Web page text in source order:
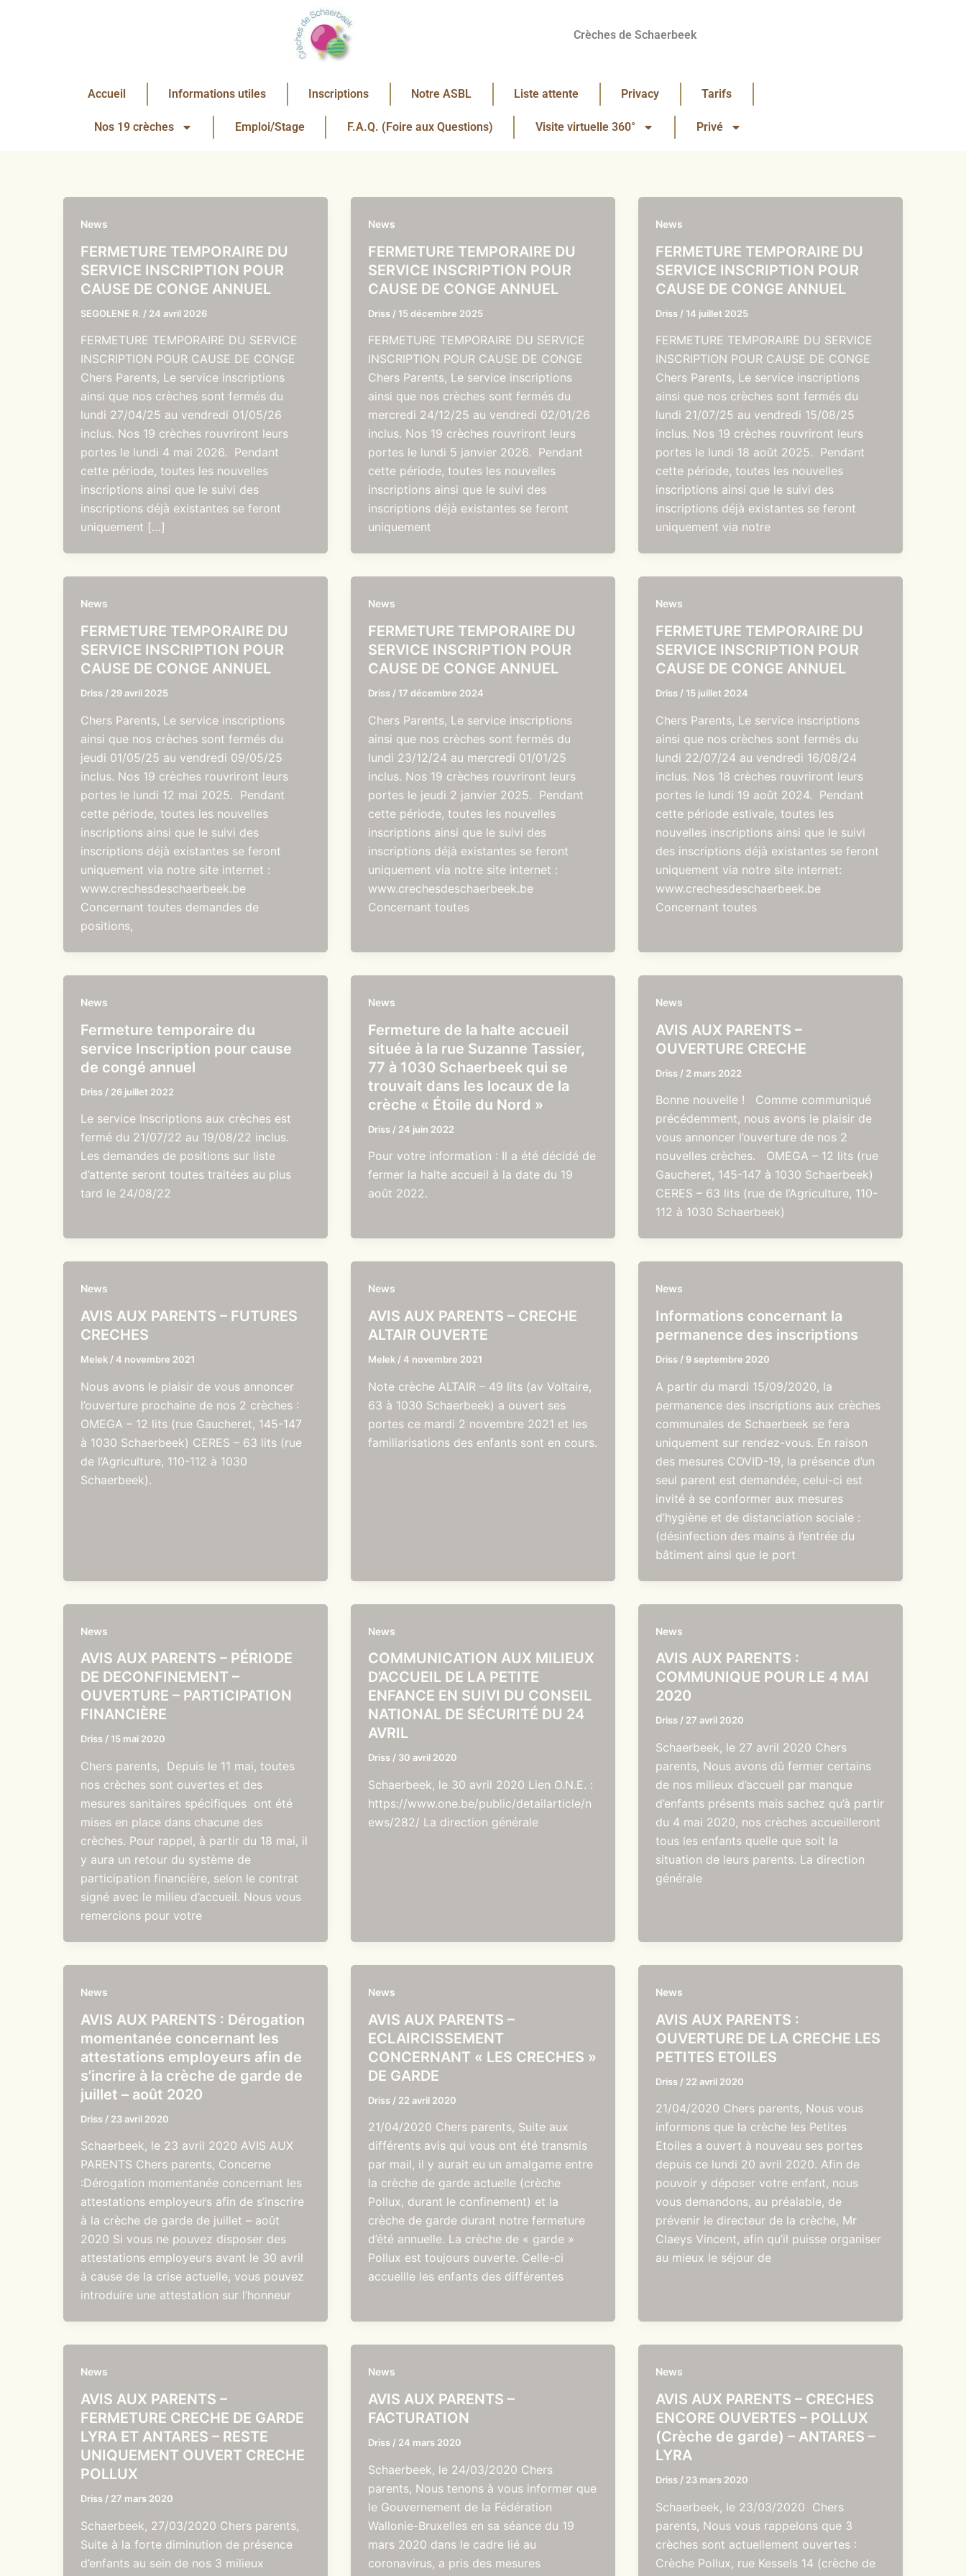
Crèches de Schaerbeek
Accueil Informations utiles Inscriptions Notre ASBL Liste attente Privacy Tarifs
Nos 19 crèches Emploi/Stage F.A.Q. (Foire aux Questions) Visite virtuelle 360° Privé
News
FERMETURE TEMPORAIRE DU
SERVICE INSCRIPTION POUR
CAUSE DE CONGE ANNUEL
SEGOLENE R. / 24 avril 2026
FERMETURE TEMPORAIRE DU SERVICE
INSCRIPTION POUR CAUSE DE CONGE
Chers Parents, Le service inscriptions
ainsi que nos crèches sont fermés du
lundi 27/04/25 au vendredi 01/05/26
inclus. Nos 19 crèches rouvriront leurs
portes le lundi 4 mai 2026. Pendant
cette période, toutes les nouvelles
inscriptions ainsi que le suivi des
inscriptions déjà existantes se feront
uniquement […]
News
FERMETURE TEMPORAIRE DU
SERVICE INSCRIPTION POUR
CAUSE DE CONGE ANNUEL
Driss / 15 décembre 2025
FERMETURE TEMPORAIRE DU SERVICE
INSCRIPTION POUR CAUSE DE CONGE
Chers Parents, Le service inscriptions
ainsi que nos crèches sont fermés du
mercredi 24/12/25 au vendredi 02/01/26
inclus. Nos 19 crèches rouvriront leurs
portes le lundi 5 janvier 2026. Pendant
cette période, toutes les nouvelles
inscriptions ainsi que le suivi des
inscriptions déjà existantes se feront
uniquement
News
FERMETURE TEMPORAIRE DU
SERVICE INSCRIPTION POUR
CAUSE DE CONGE ANNUEL
Driss / 14 juillet 2025
FERMETURE TEMPORAIRE DU SERVICE
INSCRIPTION POUR CAUSE DE CONGE
Chers Parents, Le service inscriptions
ainsi que nos crèches sont fermés du
lundi 21/07/25 au vendredi 15/08/25
inclus. Nos 19 crèches rouvriront leurs
portes le lundi 18 août 2025. Pendant
cette période, toutes les nouvelles
inscriptions ainsi que le suivi des
inscriptions déjà existantes se feront
uniquement via notre
News
FERMETURE TEMPORAIRE DU
SERVICE INSCRIPTION POUR
CAUSE DE CONGE ANNUEL
Driss / 29 avril 2025
Chers Parents, Le service inscriptions
ainsi que nos crèches sont fermés du
jeudi 01/05/25 au vendredi 09/05/25
inclus. Nos 19 crèches rouvriront leurs
portes le lundi 12 mai 2025. Pendant
cette période, toutes les nouvelles
inscriptions ainsi que le suivi des
inscriptions déjà existantes se feront
uniquement via notre site internet :
www.crechesdeschaerbeek.be
Concernant toutes demandes de
positions,
News
FERMETURE TEMPORAIRE DU
SERVICE INSCRIPTION POUR
CAUSE DE CONGE ANNUEL
Driss / 17 décembre 2024
Chers Parents, Le service inscriptions
ainsi que nos crèches sont fermés du
lundi 23/12/24 au mercredi 01/01/25
inclus. Nos 19 crèches rouvriront leurs
portes le jeudi 2 janvier 2025. Pendant
cette période, toutes les nouvelles
inscriptions ainsi que le suivi des
inscriptions déjà existantes se feront
uniquement via notre site internet :
www.crechesdeschaerbeek.be
Concernant toutes
News
FERMETURE TEMPORAIRE DU
SERVICE INSCRIPTION POUR
CAUSE DE CONGE ANNUEL
Driss / 15 juillet 2024
Chers Parents, Le service inscriptions
ainsi que nos crèches sont fermés du
lundi 22/07/24 au vendredi 16/08/24
inclus. Nos 18 crèches rouvriront leurs
portes le lundi 19 août 2024. Pendant
cette période estivale, toutes les
nouvelles inscriptions ainsi que le suivi
des inscriptions déjà existantes se feront
uniquement via notre site internet:
www.crechesdeschaerbeek.be
Concernant toutes
News
Fermeture temporaire du
service Inscription pour cause
de congé annuel
Driss / 26 juillet 2022
Le service Inscriptions aux crèches est
fermé du 21/07/22 au 19/08/22 inclus.
Les demandes de positions sur liste
d’attente seront toutes traitées au plus
tard le 24/08/22
News
Fermeture de la halte accueil
située à la rue Suzanne Tassier,
77 à 1030 Schaerbeek qui se
trouvait dans les locaux de la
crèche « Étoile du Nord »
Driss / 24 juin 2022
Pour votre information : Il a été décidé de
fermer la halte accueil à la date du 19
août 2022.
News
AVIS AUX PARENTS –
OUVERTURE CRECHE
Driss / 2 mars 2022
Bonne nouvelle ! Comme communiqué
précédemment, nous avons le plaisir de
vous annoncer l’ouverture de nos 2
nouvelles crèches. OMEGA – 12 lits (rue
Gaucheret, 145-147 à 1030 Schaerbeek)
CERES – 63 lits (rue de l’Agriculture, 110-
112 à 1030 Schaerbeek)
News
AVIS AUX PARENTS – FUTURES
CRECHES
Melek /4 novembre 2021
Nous avons le plaisir de vous annoncer
l’ouverture prochaine de nos 2 crèches :
OMEGA – 12 lits (rue Gaucheret, 145-147
à 1030 Schaerbeek) CERES – 63 lits (rue
de l’Agriculture, 110-112 à 1030
Schaerbeek).
News
AVIS AUX PARENTS – CRECHE
ALTAIR OUVERTE
Melek /4 novembre 2021
Note crèche ALTAIR – 49 lits (av Voltaire,
63 à 1030 Schaerbeek) a ouvert ses
portes ce mardi 2 novembre 2021 et les
familiarisations des enfants sont en cours.
News
Informations concernant la
permanence des inscriptions
Driss / 9 septembre 2020
A partir du mardi 15/09/2020, la
permanence des inscriptions aux crèches
communales de Schaerbeek se fera
uniquement sur rendez-vous. En raison
des mesures COVID-19, la présence d’un
seul parent est demandée, celui-ci est
invité à se conformer aux mesures
d’hygiène et de distanciation sociale :
(désinfection des mains à l’entrée du
bâtiment ainsi que le port
News
AVIS AUX PARENTS – PÉRIODE
DE DECONFINEMENT –
OUVERTURE – PARTICIPATION
FINANCIÈRE
Driss / 15 mai 2020
Chers parents, Depuis le 11 mai, toutes
nos crèches sont ouvertes et des
mesures sanitaires spécifiques ont été
mises en place dans chacune des
crèches. Pour rappel, à partir du 18 mai, il
y aura un retour du système de
participation financière, selon le contrat
signé avec le milieu d’accueil. Nous vous
remercions pour votre
News
COMMUNICATION AUX MILIEUX
D’ACCUEIL DE LA PETITE
ENFANCE EN SUIVI DU CONSEIL
NATIONAL DE SÉCURITÉ DU 24
AVRIL
Driss / 30 avril 2020
Schaerbeek, le 30 avril 2020 Lien O.N.E. :
https://www.one.be/public/detailarticle/n
ews/282/ La direction générale
News
AVIS AUX PARENTS :
COMMUNIQUE POUR LE 4 MAI
2020
Driss / 27 avril 2020
Schaerbeek, le 27 avril 2020 Chers
parents, Nous avons dû fermer certains
de nos milieux d’accueil par manque
d’enfants présents mais sachez qu’à partir
du 4 mai 2020, nos crèches accueilleront
tous les enfants quelle que soit la
situation de leurs parents. La direction
générale
News
AVIS AUX PARENTS : Dérogation
momentanée concernant les
attestations employeurs afin de
s’incrire à la crèche de garde de
juillet – août 2020
Driss / 23 avril 2020
Schaerbeek, le 23 avril 2020 AVIS AUX
PARENTS Chers parents, Concerne
:Dérogation momentanée concernant les
attestations employeurs afin de s’inscrire
à la crèche de garde de juillet – août
2020 Si vous ne pouvez disposer des
attestations employeurs avant le 30 avril
à cause de la crise actuelle, vous pouvez
introduire une attestation sur l’honneur
News
AVIS AUX PARENTS –
ECLAIRCISSEMENT
CONCERNANT « LES CRECHES »
DE GARDE
Driss / 22 avril 2020
21/04/2020 Chers parents, Suite aux
différents avis qui vous ont été transmis
par mail, il y aurait eu un amalgame entre
la crèche de garde actuelle (crèche
Pollux, durant le confinement) et la
crèche de garde durant notre fermeture
d’été annuelle. La crèche de « garde »
Pollux est toujours ouverte. Celle-ci
accueille les enfants des différentes
News
AVIS AUX PARENTS :
OUVERTURE DE LA CRECHE LES
PETITES ETOILES
Driss / 22 avril 2020
21/04/2020 Chers parents, Nous vous
informons que la crèche les Petites
Etoiles a ouvert à nouveau ses portes
depuis ce lundi 20 avril 2020. Afin de
pouvoir y déposer votre enfant, nous
vous demandons, au préalable, de
prévenir le directeur de la crèche, Mr
Claeys Vincent, afin qu’il puisse organiser
au mieux le séjour de
News
AVIS AUX PARENTS –
FERMETURE CRECHE DE GARDE
LYRA ET ANTARES – RESTE
UNIQUEMENT OUVERT CRECHE
POLLUX
Driss / 27 mars 2020
Schaerbeek, 27/03/2020 Chers parents,
Suite à la forte diminution de présence
d’enfants au sein de nos 3 milieux
News
AVIS AUX PARENTS –
FACTURATION
Driss / 24 mars 2020
Schaerbeek, le 24/03/2020 Chers
parents, Nous tenons à vous informer que
le Gouvernement de la Fédération
Wallonie-Bruxelles en sa séance du 19
mars 2020 dans le cadre lié au
coronavirus, a pris des mesures
News
AVIS AUX PARENTS – CRECHES
ENCORE OUVERTES – POLLUX
(Crèche de garde) – ANTARES –
LYRA
Driss / 23 mars 2020
Schaerbeek, le 23/03/2020 Chers
parents, Nous vous rappelons que 3
crèches sont actuellement ouvertes :
Crèche Pollux, rue Kessels 14 (crèche de